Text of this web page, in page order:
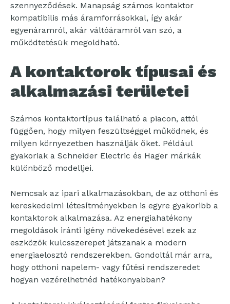
szennyeződések. Manapság számos kontaktor
kompatibilis más áramforrásokkal, így akár
egyenáramról, akár váltóáramról van szó, a
működtetésük megoldható.
A kontaktorok típusai és
alkalmazási területei
Számos kontaktortípus található a piacon, attól
függően, hogy milyen feszültséggel működnek, és
milyen környezetben használják őket. Például
gyakoriak a Schneider Electric és Hager márkák
különböző modelljei.
Nemcsak az ipari alkalmazásokban, de az otthoni és
kereskedelmi létesítményekben is egyre gyakoribb a
kontaktorok alkalmazása. Az energiahatékony
megoldások iránti igény növekedésével ezek az
eszközök kulcsszerepet játszanak a modern
energiaelosztó rendszerekben. Gondoltál már arra,
hogy otthoni napelem- vagy fűtési rendszeredet
hogyan vezérelhetnéd hatékonyabban?